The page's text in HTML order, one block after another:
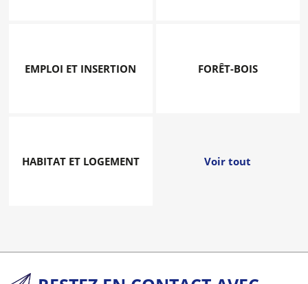
EMPLOI ET INSERTION FORÊT-BOIS
HABITAT ET LOGEMENT Voir tout